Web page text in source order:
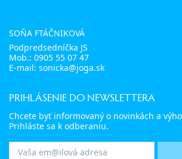
SOŇA FTÁČNIKOVÁ
Podpredsedníčka JS
Mob.: 0905 55 07 47
E-mail: sonicka@joga.sk
PRIHLÁSENIE DO NEWSLETTERA
Chcete byť informovaný o novinkách a
Prihláste sa k odberaniu.